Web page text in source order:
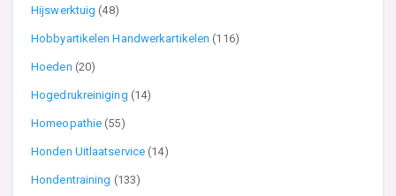
Hijswerktuig(48)
Hobbyartikelen Handwerkartikelen(116)
Hoeden (20)
Hogedrukreiniging (14)
Homeopathie(55)
Honden Uitlaatservice(14)
Hondentraining (133)